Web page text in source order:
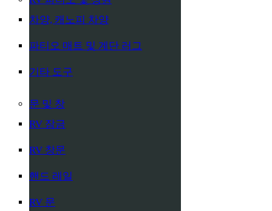
차양, 캐노피 차양
파티오 매트 및 계단 러그
기타 도구
문 및 창
RV 잠금
RV 창문
핸드 레일
RV 문